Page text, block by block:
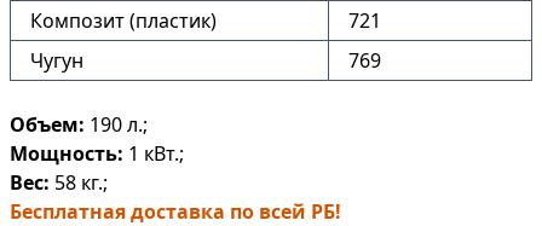
Композит (пластик)
721
Чугун
769
Объем: 190 л.;
Мощность: 1 кВт.;
Вес: 58 кг.;
Бесплатная доставка по всей РБ!